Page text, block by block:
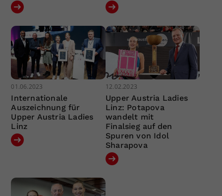
01.06.2023
Internationale
Auszeichnung für
Upper Austria Ladies
Linz
12.02.2023
Upper Austria Ladies
Linz: Potapova
wandelt mit
Finalsieg auf den
Spuren von Idol
Sharapova